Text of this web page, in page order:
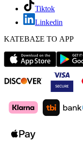
Tiktok
Linkedin
ΚΑΤΕΒΑΣΕ ΤΟ APP